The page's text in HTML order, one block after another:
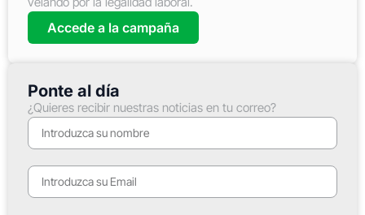
Accede a la campaña
Ponte al día
¿Quieres recibir nuestras noticias en tu correo?